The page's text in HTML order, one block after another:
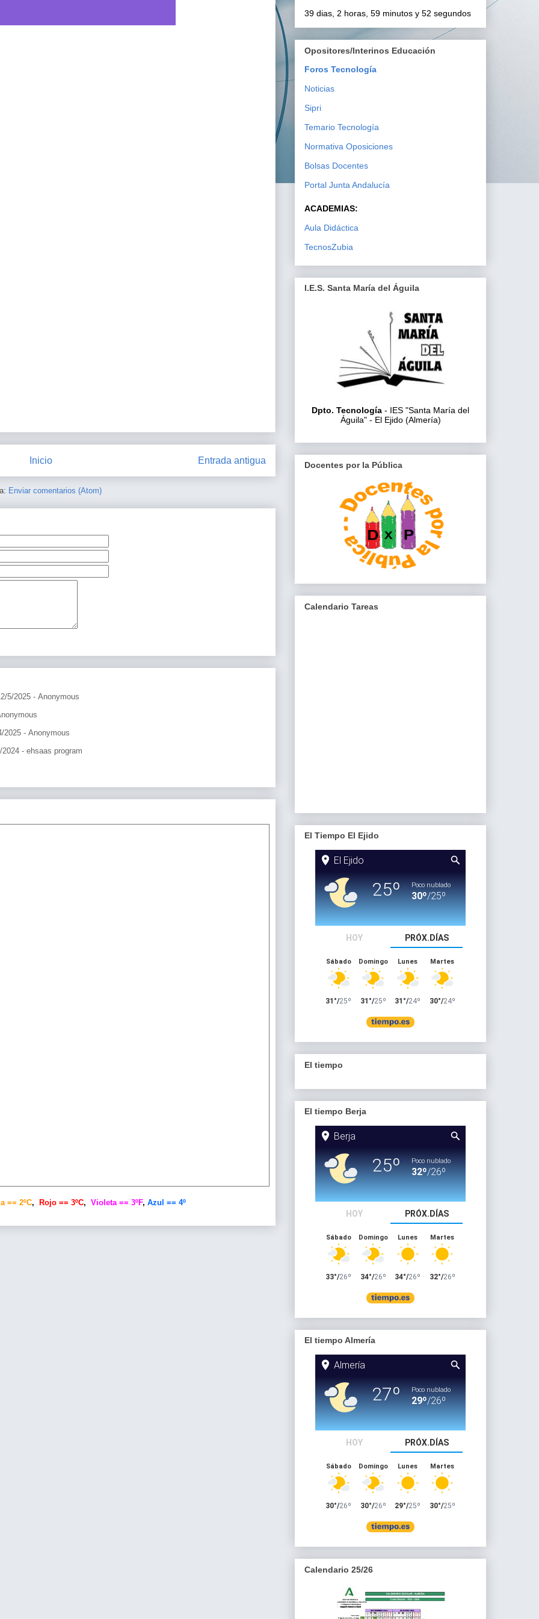
Entrada antigua
Inicio
Enviar comentarios (Atom)
5/2025 - Anonymous
2025 - Anonymous
2024 - ehsaas program
== 2ºC, Rojo == 3ºC, Violeta == 3ºF, Azul == 4º
39 dias, 2 horas, 59 minutos y 51 segundos
Opositores/Interinos Educación
Foros Tecnología
Noticias
Sipri
Temario Tecnología
Normativa Oposiciones
Bolsas Docentes
Portal Junta Andalucía
ACADEMIAS:
Aula Didáctica
TecnosZubia
I.E.S. Santa María del Águila
Dpto. Tecnología - IES "Santa María del
Águila" - El Ejido (Almería)
Docentes por la Pública
Calendario Tareas
El Tiempo El Ejido
El tiempo
El tiempo Berja
El tiempo Almería
Calendario 25/26